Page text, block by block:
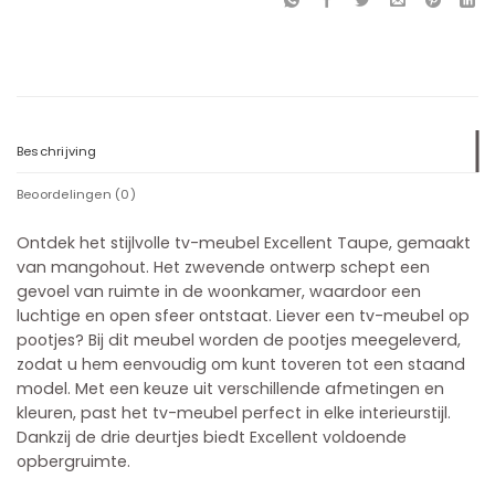
Beschrijving
Beoordelingen (0)
Ontdek het stijlvolle tv-meubel Excellent Taupe, gemaakt
van mangohout. Het zwevende ontwerp schept een
gevoel van ruimte in de woonkamer, waardoor een
luchtige en open sfeer ontstaat. Liever een tv-meubel op
pootjes? Bij dit meubel worden de pootjes meegeleverd,
zodat u hem eenvoudig om kunt toveren tot een staand
model. Met een keuze uit verschillende afmetingen en
kleuren, past het tv-meubel perfect in elke interieurstijl.
Dankzij de drie deurtjes biedt Excellent voldoende
opbergruimte.